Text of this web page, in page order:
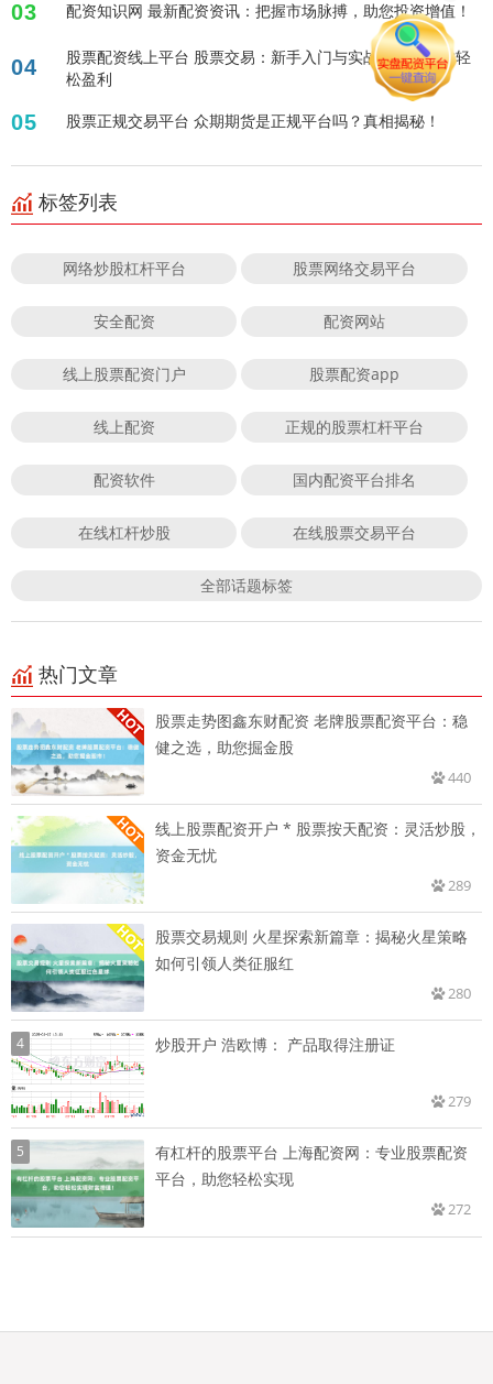
03 配资知识网 最新配资资讯：把握市场脉搏，助您投资增值！
04
股票配资线上平台 股票交易：新手入门与实战技巧，助你轻
松盈利
05 股票正规交易平台 众期期货是正规平台吗？真相揭秘！
标签列表
网络炒股杠杆平台 股票网络交易平台
安全配资 配资网站
线上股票配资门户 股票配资app
线上配资 正规的股票杠杆平台
配资软件 国内配资平台排名
在线杠杆炒股 在线股票交易平台
全部话题标签
热门文章
股票走势图鑫东财配资 老牌股票配资平台：稳
健之选，助您掘金股
440
线上股票配资开户 * 股票按天配资：灵活炒股，
资金无忧
289
股票交易规则 火星探索新篇章：揭秘火星策略
如何引领人类征服红
280
4 炒股开户 浩欧博： 产品取得注册证
279
5
有杠杆的股票平台 上海配资网：专业股票配资
平台，助您轻松实现
272